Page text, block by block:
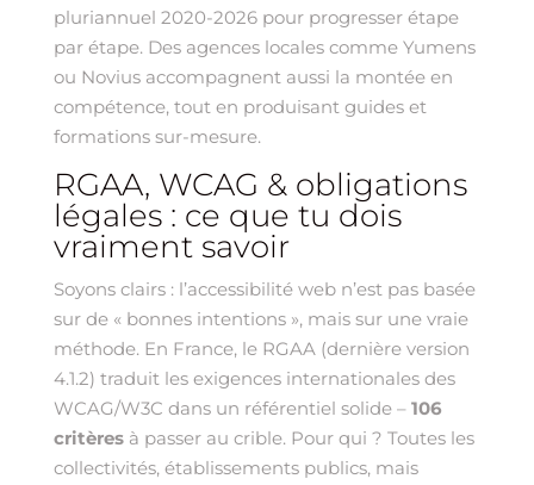
pluriannuel 2020-2026 pour progresser étape
par étape. Des agences locales comme Yumens
ou Novius accompagnent aussi la montée en
compétence, tout en produisant guides et
formations sur-mesure.
RGAA, WCAG & obligations
légales : ce que tu dois
vraiment savoir
Soyons clairs : l’accessibilité web n’est pas basée
sur de « bonnes intentions », mais sur une vraie
méthode. En France, le RGAA (dernière version
4.1.2) traduit les exigences internationales des
WCAG/W3C dans un référentiel solide – 106
critèresà passer au crible. Pour qui ? Toutes les
collectivités, établissements publics, mais